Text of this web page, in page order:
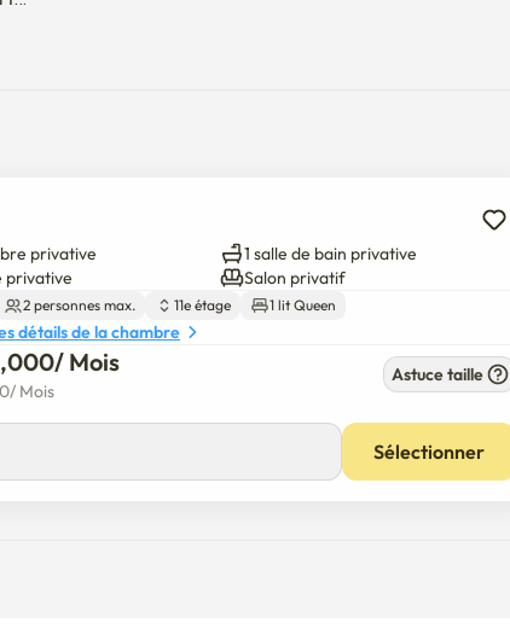
de Lotte, près de Daiso
dommages ou de contamination.
valorise le meilleur logement et la propreté.
à 20-30 minutes.À moins de 10 minutes de la voiture de
privative
1 salle de bain privative
privative
Salon privatif
2 personnes max. 11e étage 1 lit Queen
détails de la chambre
/ Mois
/ Mois
Astuce taille
Sélectionner